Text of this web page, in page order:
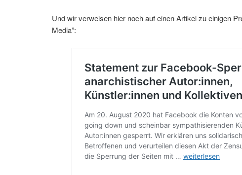
Und wir verweisen hier noch auf einen Artikel zu einigen
Media”: